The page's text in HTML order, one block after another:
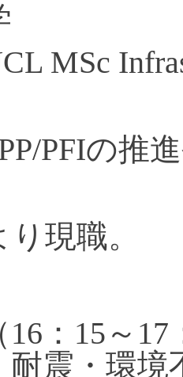
MSc
PFIの推
現職。
16 ： 15 ～ 17
耐震・環境